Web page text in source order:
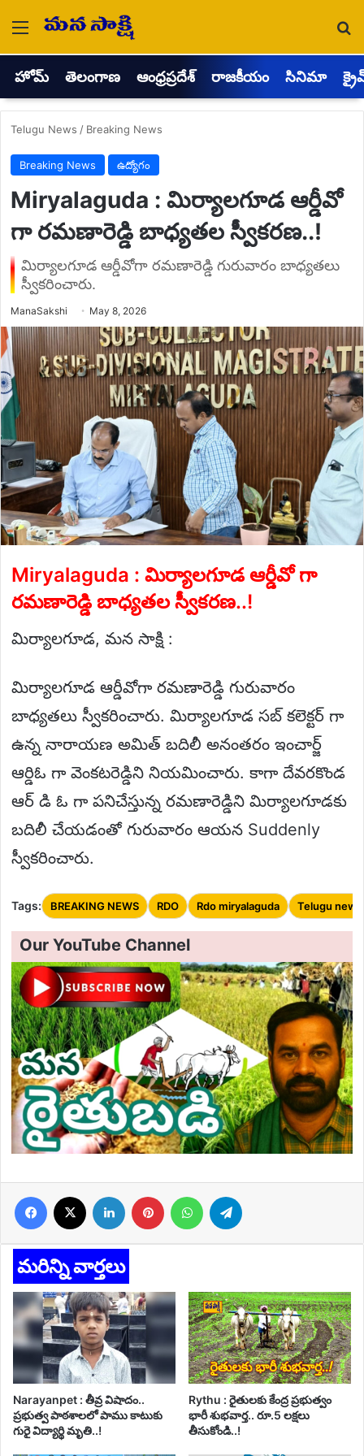
Menu
హోమ్ తెలంగాణ ఆంధ్రప్రదేశ్ రాజకీయం సినిమా
Telugu News / Breaking News
Breaking News ఉద్యోగం
Miryalaguda : మిర్యాలగూడ ఆర్డీవో
గా రమణారెడ్డి బాధ్యతల స్వీకరణ..!
మిర్యాలగూడ ఆర్డీవోగా రమణారెడ్డి గురువారం బాధ్యతలు
స్వీకరించారు.
ManaSakshi Send
email
May 8, 2026
Miryalaguda : మిర్యాలగూడ ఆర్డీవో గా
రమణారెడ్డి బాధ్యతల స్వీకరణ..!
మిర్యాలగూడ, మన సాక్షి :
మిర్యాలగూడ ఆర్డీవోగా రమణారెడ్డి గురువారం
బాధ్యతలు స్వీకరించారు. మిర్యాలగూడ సబ్ కలెక్టర్ గా
ఉన్న నారాయణ అమిత్ బదిలీ అనంతరం ఇంచార్జ్
ఆర్డిఓ గా వెంకటరెడ్డిని నియమించారు. కాగా దేవరకొండ
ఆర్ డి ఓ గా పనిచేస్తున్న రమణారెడ్డిని మిర్యాలగూడకు
బదిలీ చేయడంతో గురువారం ఆయన Suddenly
స్వీకరించారు.
Tags: BREAKING NEWS RDO Rdo miryalaguda Telugu news
Our YouTube Channel
Facebook LinkedIn Pinterest WhatsApp
మరిన్ని వార్తలు
Narayanpet : తీవ్ర విషాదం..
ప్రభుత్వ పాఠశాలలో పాము కాటుకు
గురై విద్యార్థి మృతి..!
Rythu : రైతులకు కేంద్ర ప్రభుత్వం
భారీ శుభవార్త.. రూ.5 లక్షలు
తీసుకోండి..!